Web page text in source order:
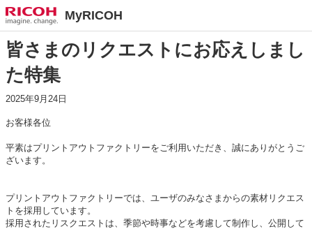
MyRICOH
皆さまのリクエストにお応えしまし
た特集
2025年9月24日
お客様各位
平素はプリントアウトファクトリーをご利用いただき、誠にありがとうご
ざいます。
プリントアウトファクトリーでは、ユーザのみなさまからの素材リクエス
トを採用しています。
採用されたリスクエストは、季節や時事などを考慮して制作し、公開して